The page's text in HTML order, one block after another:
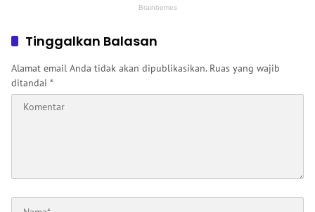
Tinggalkan Balasan
Alamat email Anda tidak akan dipublikasikan. Ruas yang wajib
ditandai *